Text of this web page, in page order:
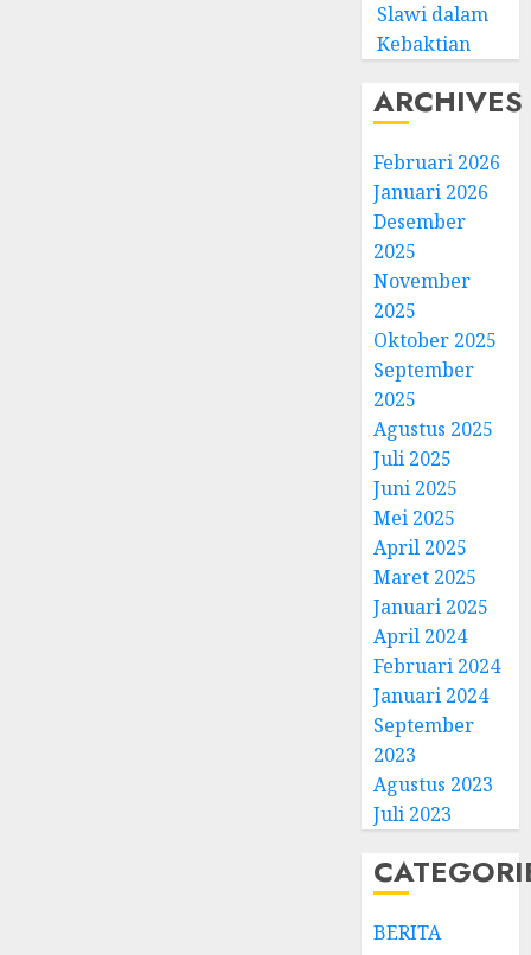
Slawi dalam
Kebaktian
ARCHIVES
Februari 2026
Januari 2026
Desember
2025
November
2025
Oktober 2025
September
2025
Agustus 2025
Juli 2025
Juni 2025
Mei 2025
April 2025
Maret 2025
Januari 2025
April 2024
Februari 2024
Januari 2024
September
2023
Agustus 2023
Juli 2023
BERITA
3
Natal
BKSG
Tegal
di
11, 2026
4
Samuel
Adi
dan